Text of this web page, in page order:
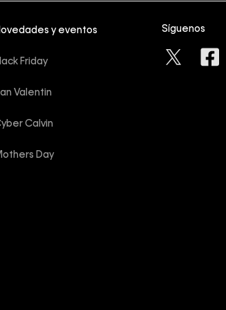
y eventos
Friday
Valentin
Calvin
Day
Síguenos